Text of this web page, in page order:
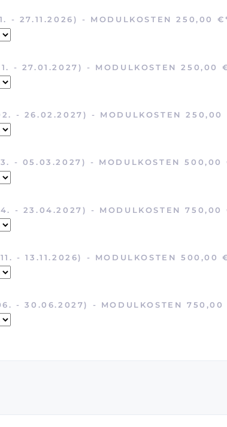
- 27.11.2026) - MODULKOSTEN 250,00 €
- 27.01.2027) - MODULKOSTEN 250,00
- 26.02.2027) - MODULKOSTEN 250,00
- 05.03.2027) - MODULKOSTEN 500,00
- 23.04.2027) - MODULKOSTEN 750,00
- 13.11.2026) - MODULKOSTEN 500,00
- 30.06.2027) - MODULKOSTEN 750,00